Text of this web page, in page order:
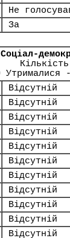
Не
За
Відсутній
Відсутній
Відсутній
Відсутній
Відсутній
Відсутній
Відсутній
Відсутній
Відсутній
Відсутній
Відсутній